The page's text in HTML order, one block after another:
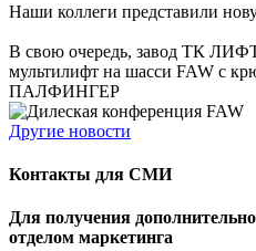
Наши коллеги представили
В свою очередь, завод ТК
мультилифт на шасси FAW с
ПАЛФИНГЕР
Другие новости
Контакты для СМИ
Для получения
отделом маркетинга